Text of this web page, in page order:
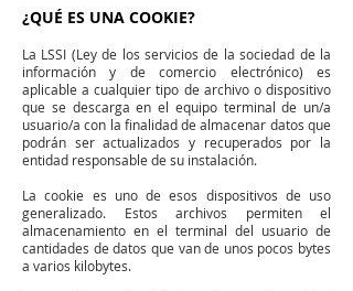
¿QUÉ ES UNA COOKIE?
La LSSI (Ley de los servicios de la sociedad de la
información y de comercio electrónico) es
aplicable a cualquier tipo de archivo o dispositivo
que se descarga en el equipo terminal de un/a
usuario/a con la finalidad de almacenar datos que
podrán ser actualizados y recuperados por la
entidad responsable de su instalación.
La cookie es uno de esos dispositivos de uso
generalizado. Estos archivos permiten el
almacenamiento en el terminal del usuario de
cantidades de datos que van de unos pocos bytes
a varios kilobytes.